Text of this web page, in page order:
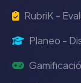
RubriK -
Planeo -